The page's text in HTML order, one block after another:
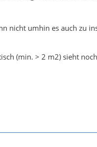
nicht umhin es auch zu
(min. > 2 m2) sieht